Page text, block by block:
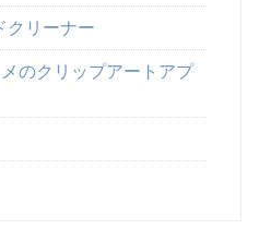
クリーナー
のクリップアートアプ